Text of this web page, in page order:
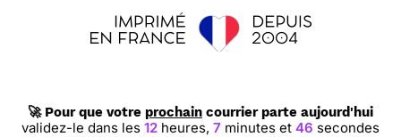
🚀 Pour que votre prochain courrier parte aujourd'hui
validez-le dans les 12 heures, 7 minutes et 46 secondes